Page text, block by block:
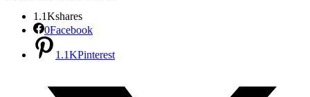
1.1Kshares
0Facebook
1.1KPinterest